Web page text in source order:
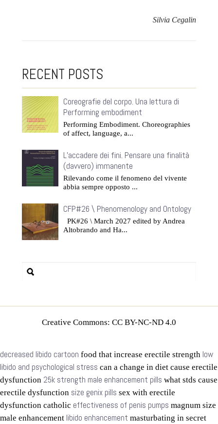
Silvia Cegalin
RECENT POSTS
Coreografie del corpo. Una lettura di
Performing embodiment
Performing Embodiment. Choreographies
of affect, language, a...
L’accadere dei fini. Pensare una finalità
(davvero) immanente
Rilevando come il fenomeno del vivente
abbia sempre opposto ...
CFP#26 \ Phenomenology and Ontology
PK#26 \ March 2027 edited by Andrea
Altobrando and Ha...
Creative Commons: CC BY-NC-ND 4.0
decreased libido cartoon food that increase erectile strength low
libido and psychological stress can a change in diet cause erectile
dysfunction 25k strength male enhancement pills what stds cause
erectile dysfunction size genix pills sex with erectile
dysfunction catholic effectiveness of penis pumps magnum size
male enhancement libido enhancement masturbating in secret